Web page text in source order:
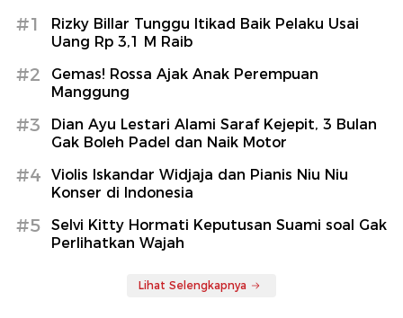
#1
Rizky Billar Tunggu Itikad Baik Pelaku Usai
Uang Rp 3,1 M Raib
#2
Gemas! Rossa Ajak Anak Perempuan
Manggung
#3
Dian Ayu Lestari Alami Saraf Kejepit, 3 Bulan
Gak Boleh Padel dan Naik Motor
#4
Violis Iskandar Widjaja dan Pianis Niu Niu
Konser di Indonesia
#5
Selvi Kitty Hormati Keputusan Suami soal Gak
Perlihatkan Wajah
Lihat Selengkapnya